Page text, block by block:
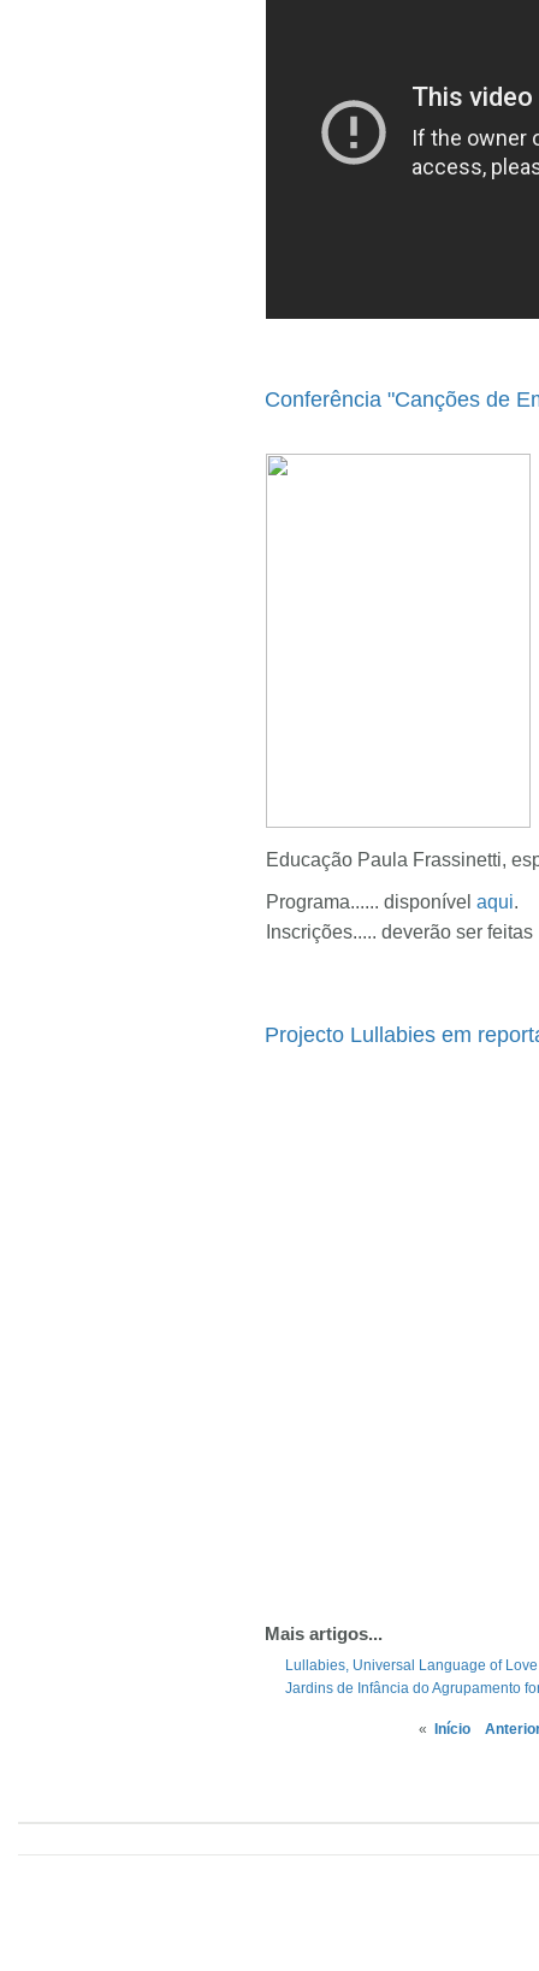
Conferência "Canções de
Educação Paula Frassinetti,
Programa...... disponível aqui.
Inscrições..... deverão ser
Projecto Lullabies em
Mais artigos...
Lullabies, Universal Language of Love
Jardins de Infância do Agrupamento
« Início